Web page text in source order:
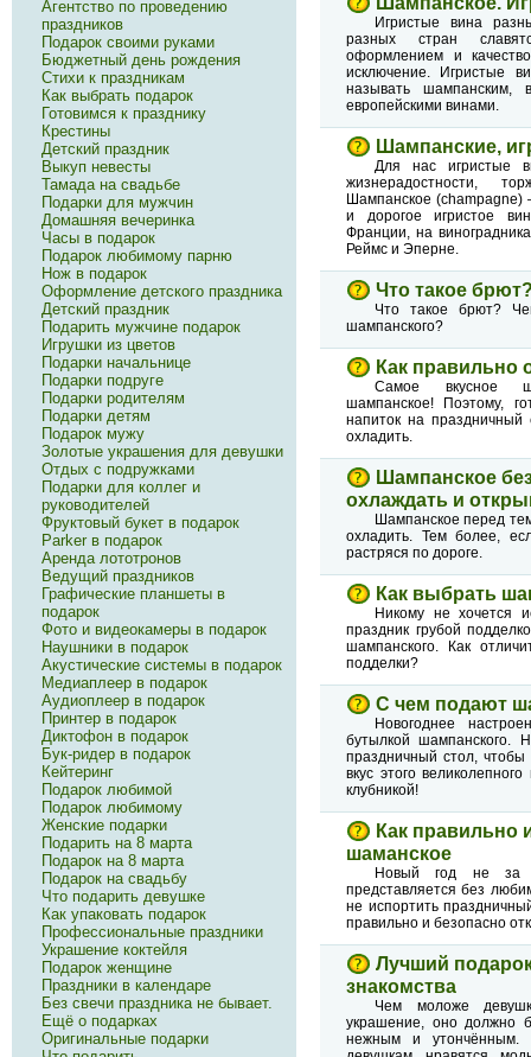
Игристые вина
разных стран
оформлением и
исключение. Игристые
называть шампанским,
европейскими винами.
Шампанские,
Для нас игристые
жизнерадостности,
Шампанское
и дорогое игристое
Франции, на
Реймс и Эперне.
Что такое
Что такое брют?
шампанского?
Как правильно
Самое вкусное
шампанское! Поэтому,
напиток на праздничный
охладить.
Шампанское
охлаждать и
Шампанское перед
охладить. Тем более,
растряся по дороге.
Как выбрать
Никому не хочется
праздник грубой
шампанского. Как
подделки?
С чем подают
Новогоднее
бутылкой шампанского.
праздничный стол, чтобы
вкус этого
клубникой!
Как правильно
шаманское
Новый год не за
представляется без
не испортить
правильно и безопасно
Лучший
знакомства
Чем моложе
украшение, оно должно
нежным и утончённым.
Агентство по проведению
праздников
Подарок своими руками
Бюджетный день рождения
Стихи к праздникам
Как выбрать подарок
Готовимся к празднику
Крестины
Детский праздник
Выкуп невесты
Тамада на свадьбе
Подарки для мужчин
Домашняя вечеринка
Часы в подарок
Подарок любимому парню
Нож в подарок
Оформление детского праздника
Детский праздник
Подарить мужчине подарок
Игрушки из цветов
Подарки начальнице
Подарки подруге
Подарки родителям
Подарки детям
Подарок мужу
Золотые украшения для девушки
Отдых с подружками
Подарки для коллег и
руководителей
Фруктовый букет в подарок
Parker в подарок
Аренда лототронов
Ведущий праздников
Графические планшеты в
подарок
Фото и видеокамеры в подарок
Наушники в подарок
Акустические системы в подарок
Медиаплеер в подарок
Аудиоплеер в подарок
Принтер в подарок
Диктофон в подарок
Бук-ридер в подарок
Кейтеринг
Подарок любимой
Подарок любимому
Женские подарки
Подарить на 8 марта
Подарок на 8 марта
Подарок на свадьбу
Что подарить девушке
Как упаковать подарок
Профессиональные праздники
Украшение коктейля
Подарок женщине
Праздники в календаре
Без свечи праздника не бывает.
Ещё о подарках
Оригинальные подарки